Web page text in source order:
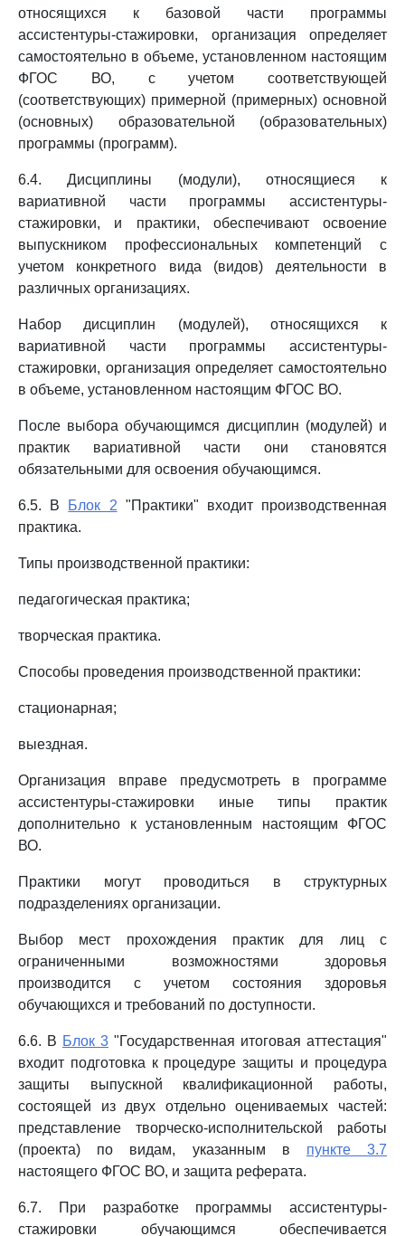
относящихся к базовой части программы
ассистентуры-стажировки, организация определяет
самостоятельно в объеме, установленном настоящим
ФГОС ВО, с учетом соответствующей
(соответствующих) примерной (примерных) основной
(основных) образовательной (образовательных)
программы (программ).
6.4. Дисциплины (модули), относящиеся к
вариативной части программы ассистентуры-
стажировки, и практики, обеспечивают освоение
выпускником профессиональных компетенций с
учетом конкретного вида (видов) деятельности в
различных организациях.
Набор дисциплин (модулей), относящихся к
вариативной части программы ассистентуры-
стажировки, организация определяет самостоятельно
в объеме, установленном настоящим ФГОС ВО.
После выбора обучающимся дисциплин (модулей) и
практик вариативной части они становятся
обязательными для освоения обучающимся.
6.5. В Блок 2 "Практики" входит производственная
практика.
Типы производственной практики:
педагогическая практика;
творческая практика.
Способы проведения производственной практики:
стационарная;
выездная.
Организация вправе предусмотреть в программе
ассистентуры-стажировки иные типы практик
дополнительно к установленным настоящим ФГОС
ВО.
Практики могут проводиться в структурных
подразделениях организации.
Выбор мест прохождения практик для лиц с
ограниченными возможностями здоровья
производится с учетом состояния здоровья
обучающихся и требований по доступности.
6.6. В Блок 3 "Государственная итоговая аттестация"
входит подготовка к процедуре защиты и процедура
защиты выпускной квалификационной работы,
состоящей из двух отдельно оцениваемых частей:
представление творческо-исполнительской работы
(проекта) по видам, указанным в пункте 3.7
настоящего ФГОС ВО, и защита реферата.
6.7. При разработке программы ассистентуры-
стажировки обучающимся обеспечивается